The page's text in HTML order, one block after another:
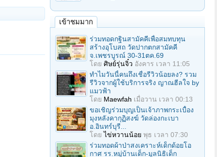
เข้าชมมาก
ร่วมทอดกฐินสามัคคีเพื่อสมทบทุน
สร้างอุโบสถ วัดปากตกสามัคคี
จ.เพชรบูรณ์ 30-31ตค.69
โดย ศิษย์รุ่นจิ๋ว อังคาร เวลา 11:05
ทำไมวันนี้คนถึงเชื่อรีวิวน้อยลง? รวม
รีวิวจากผู้ใช้บริการจริง ญาณฮีลใจ by
แมวฟ้า
โดย Maewfah เมื่อวาน เวลา 00:13
ขอเชิญร่วมบุญเป็นเจ้าภาพกระเบื้อง
มุงหลังคากุฏิสงฆ์ วัดล่องกะเบา
อ.อินทร์บุรี...
โดยไข่หวานน้อย พุธ เวลา 07:30
ร่วมทอดผ้าป่าสงเคราะห์เด็กด้อยโอ
กาศ รร.หมู่บ้านเด็ก-มูลนิธิเด็ก